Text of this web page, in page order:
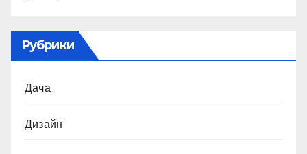
Рубрики
Дача
Дизайн